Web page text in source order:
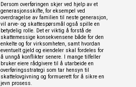
Dersom overføringen skjer ved hjelp av et
generasjonsskifte, for eksempel ved
overdragelse av familien til neste generasjon,
vil arve- og skattespørsmål også spille en
betydelig rolle. Det er viktig å forstå de
skattemessige konsekvensene både for den
enkelte og for virksomheten, samt hvordan
eventuelt gjeld og eiendeler skal fordeles for
å unngå konflikter senere. I mange tilfeller
bruker eiere rådgivere til å utarbeide en
overføringsstrategi som tar hensyn til
skattelovgivning og formuerett for å sikre en
jevn prosess.